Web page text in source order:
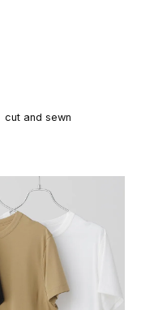
cut and sewn